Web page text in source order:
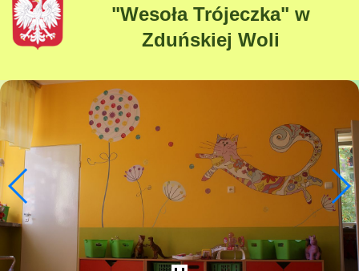
"Wesoła Trójeczka" w
Zduńskiej Woli